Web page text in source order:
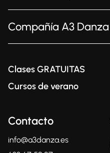
Compañía A3 Danza
Clases GRATUITAS
Cursos de verano
Contacto
info@a3danza.es